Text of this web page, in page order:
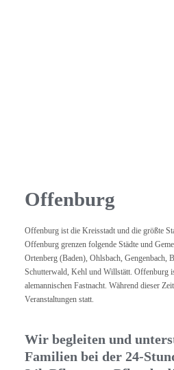
Offenburg
Offenburg ist die Kreisstadt und die größte
Offenburg grenzen folgende Städte und
Ortenberg (Baden), Ohlsbach, Gengenbach,
Schutterwald, Kehl und Willstätt. Offenburg
alemannischen Fastnacht. Während dieser
Veranstaltungen statt.
Wir begleiten und
Familien bei der 24-